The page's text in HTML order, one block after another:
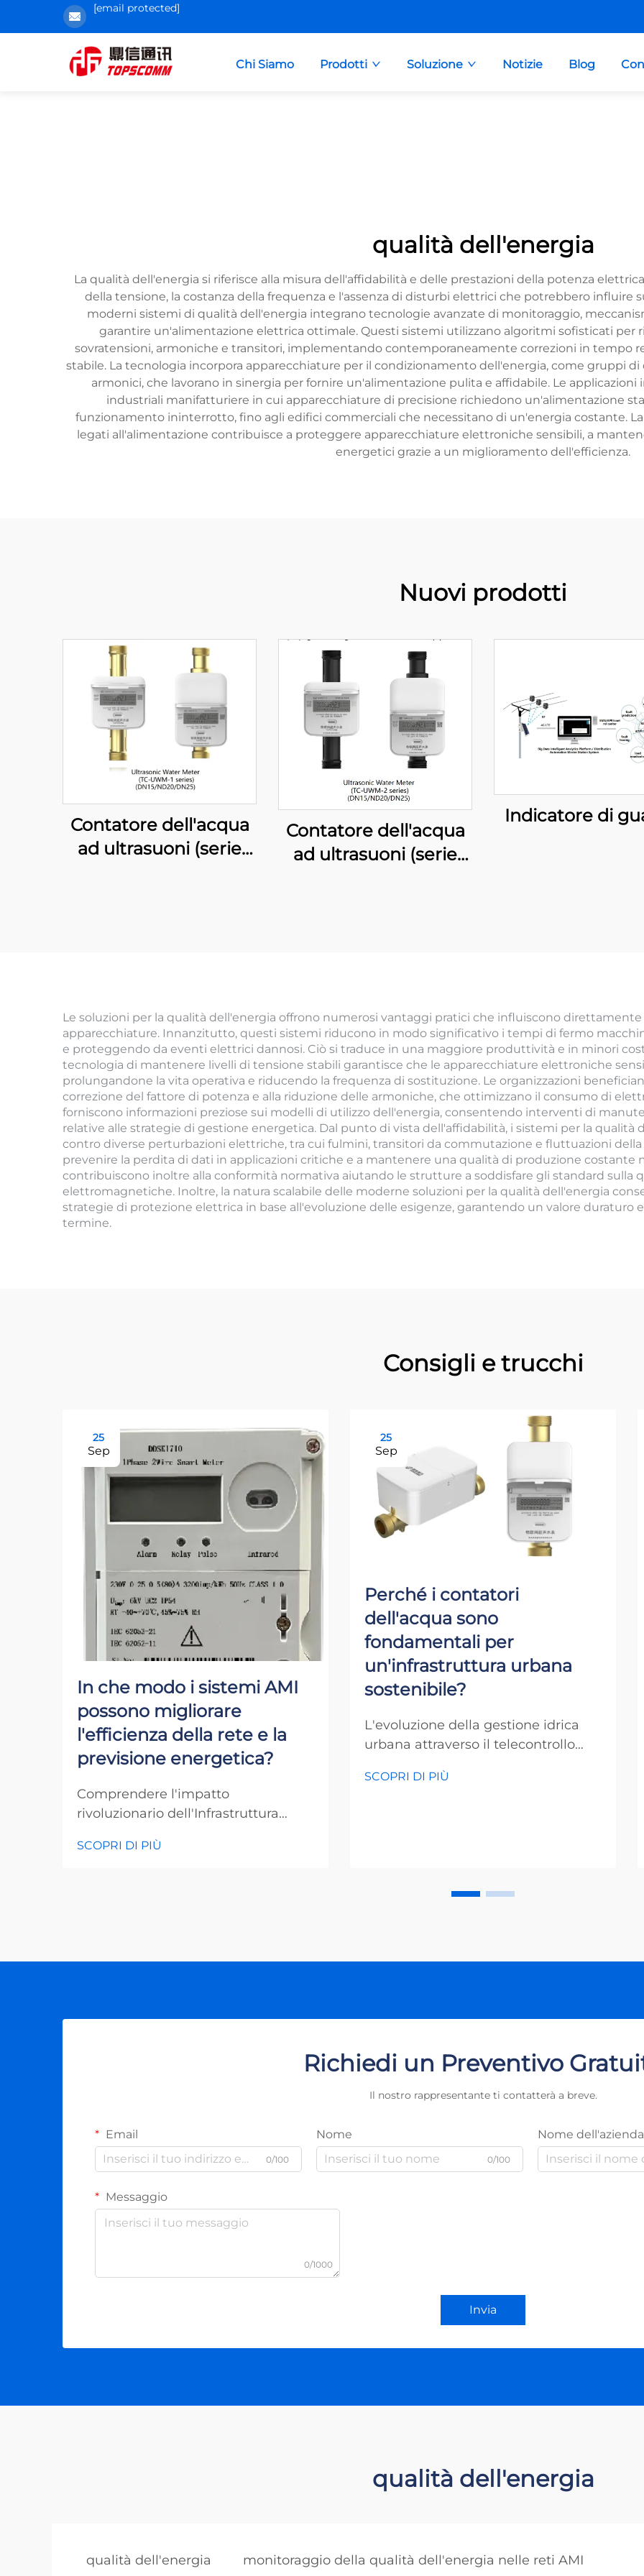
[email protected]
Chi Siamo Prodotti Soluzione Notizie Blog
qualità dell'energia
La qualità dell'energia si riferisce alla misura dell'affidabilità e delle prestazioni della potenza
della tensione, la costanza della frequenza e l'assenza di disturbi elettrici che potrebbero influire
moderni sistemi di qualità dell'energia integrano tecnologie avanzate di monitoraggio,
garantire un'alimentazione elettrica ottimale. Questi sistemi utilizzano algoritmi sofisticati per
sovratensioni, armoniche e transitori, implementando contemporaneamente correzioni in tempo
stabile. La tecnologia incorpora apparecchiature per il condizionamento dell'energia, come gruppi
armonici, che lavorano in sinergia per fornire un'alimentazione pulita e affidabile. Le
industriali manifatturiere in cui apparecchiature di precisione richiedono un'alimentazione
funzionamento ininterrotto, fino agli edifici commerciali che necessitano di un'energia costante.
legati all'alimentazione contribuisce a proteggere apparecchiature elettroniche sensibili, a
energetici grazie a un miglioramento dell'efficienza.
Nuovi prodotti
Contatore dell'acqua
ad ultrasuoni (serie
Contatore dell'acqua
ad ultrasuoni (serie
Indicatore di
Le soluzioni per la qualità dell'energia offrono numerosi vantaggi pratici che influiscono
apparecchiature. Innanzitutto, questi sistemi riducono in modo significativo i tempi di fermo
e proteggendo da eventi elettrici dannosi. Ciò si traduce in una maggiore produttività e in minori
tecnologia di mantenere livelli di tensione stabili garantisce che le apparecchiature elettroniche
prolungandone la vita operativa e riducendo la frequenza di sostituzione. Le organizzazioni
correzione del fattore di potenza e alla riduzione delle armoniche, che ottimizzano il consumo di
forniscono informazioni preziose sui modelli di utilizzo dell'energia, consentendo interventi di
relative alle strategie di gestione energetica. Dal punto di vista dell'affidabilità, i sistemi per la qualità
contro diverse perturbazioni elettriche, tra cui fulmini, transitori da commutazione e fluttuazioni
prevenire la perdita di dati in applicazioni critiche e a mantenere una qualità di produzione costante
contribuiscono inoltre alla conformità normativa aiutando le strutture a soddisfare gli standard sulla
elettromagnetiche. Inoltre, la natura scalabile delle moderne soluzioni per la qualità dell'energia
strategie di protezione elettrica in base all'evoluzione delle esigenze, garantendo un valore
termine.
Consigli e trucchi
25
Sep
In che modo i sistemi AMI
possono migliorare
l'efficienza della rete e la
previsione energetica?
Comprendere l'impatto
rivoluzionario dell'Infrastruttura
elettriche Il settore energetico è in
SCOPRI DI PIÙ
25
Sep
Perché i contatori
dell'acqua sono
fondamentali per
un'infrastruttura urbana
sostenibile?
L'evoluzione della gestione idrica
urbana attraverso il telecontrollo
pianificazione urbana moderna e
urbana sostenibile. Questi
SCOPRI DI PIÙ
Richiedi un Preventivo
Il nostro rappresentante ti contatterà a breve.
Email
0/100
Nome
0/100
Nome dell'azienda
Messaggio
0/1000
Invia
qualità dell'energia
qualità dell'energia monitoraggio della qualità dell'energia nelle reti AMI